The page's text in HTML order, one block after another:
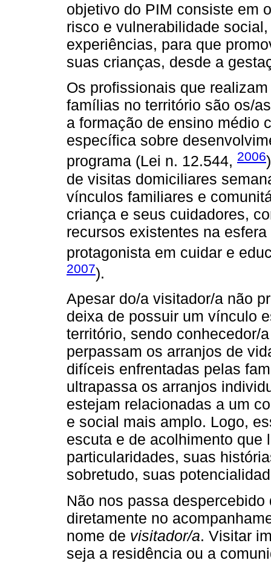
objetivo do PIM consiste em
risco e vulnerabilidade
experiências, para que
suas crianças, desde a
Os profissionais que
famílias no território são os/
a formação de ensino médio
específica sobre
programa (Lei n. 12.544, 2006
de visitas domiciliares
vínculos familiares e
criança e seus cuidadores,
recursos existentes na
protagonista em cuidar e
2007).
Apesar do/a visitador/a não
deixa de possuir um vínculo
território, sendo conhecedor/
perpassam os arranjos de
difíceis enfrentadas pelas
ultrapassa os arranjos
estejam relacionadas a um
e social mais amplo. Logo,
escuta e de acolhimento que
particularidades, suas
sobretudo, suas
Não nos passa
diretamente no
nome de visitador/a. Visitar
seja a residência ou a